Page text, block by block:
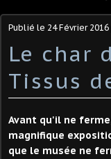
Publié le 24 Février 2016
Le char
Tissus
Avant qu'il ne
magnifique
que le musée ne